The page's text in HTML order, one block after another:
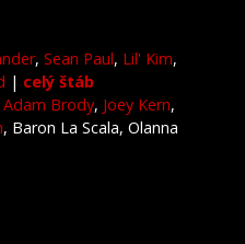
, Sean Paul, Lil' Kim,
| celý štáb
Adam Brody, Joey Kern,
, Baron La Scala, Olanna